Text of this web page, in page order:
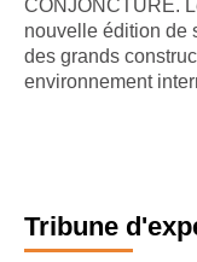
CONJONCTURE.
nouvelle édition de
des grands
Tribune